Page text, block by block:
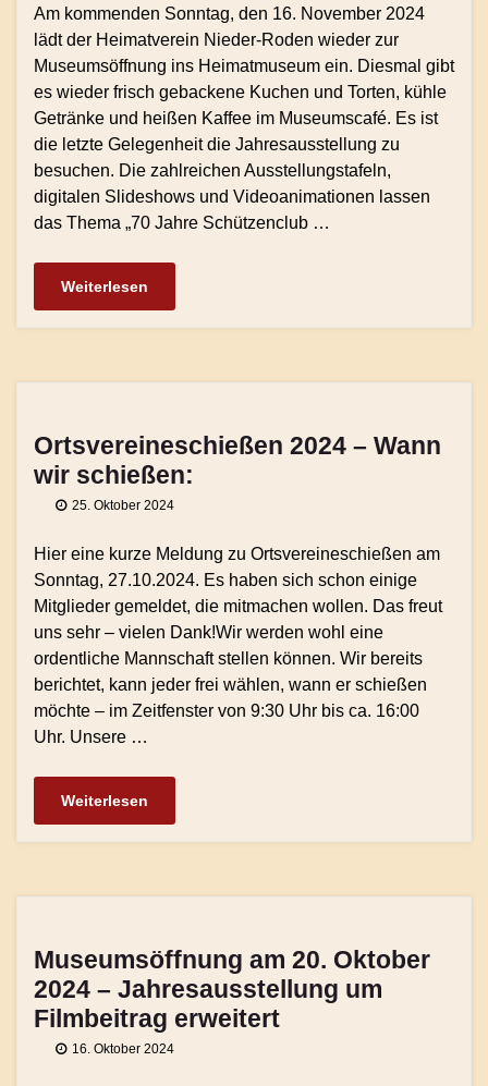
Am kommenden Sonntag, den 16. November 2024
lädt der Heimatverein Nieder-Roden wieder zur
Museumsöffnung ins Heimatmuseum ein. Diesmal gibt
es wieder frisch gebackene Kuchen und Torten, kühle
Getränke und heißen Kaffee im Museumscafé. Es ist
die letzte Gelegenheit die Jahresausstellung zu
besuchen. Die zahlreichen Ausstellungstafeln,
digitalen Slideshows und Videoanimationen lassen
das Thema „70 Jahre Schützenclub …
Weiterlesen
Ortsvereineschießen 2024 – Wann
wir schießen:
25. Oktober 2024
Hier eine kurze Meldung zu Ortsvereineschießen am
Sonntag, 27.10.2024. Es haben sich schon einige
Mitglieder gemeldet, die mitmachen wollen. Das freut
uns sehr – vielen Dank!Wir werden wohl eine
ordentliche Mannschaft stellen können. Wir bereits
berichtet, kann jeder frei wählen, wann er schießen
möchte – im Zeitfenster von 9:30 Uhr bis ca. 16:00
Uhr. Unsere …
Weiterlesen
Museumsöffnung am 20. Oktober
2024 – Jahresausstellung um
Filmbeitrag erweitert
16. Oktober 2024